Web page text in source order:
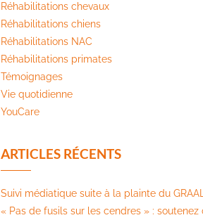
Réhabilitations chevaux
Réhabilitations chiens
Réhabilitations NAC
Réhabilitations primates
Témoignages
Vie quotidienne
YouCare
ARTICLES RÉCENTS
Suivi médiatique suite à la plainte du GRAAL
« Pas de fusils sur les cendres » : soutenez